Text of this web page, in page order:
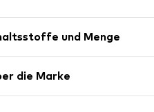
und Menge
die Marke